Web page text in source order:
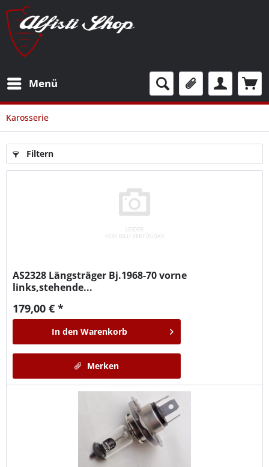
Menü
Karosserie
Filtern
AS2328 Längsträger Bj.1968-70 vorne
links,stehende...
179,00 € *
In den Warenkorb
Merken